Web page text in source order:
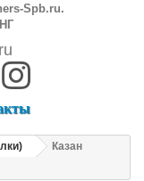
Spb.ru.
Казан